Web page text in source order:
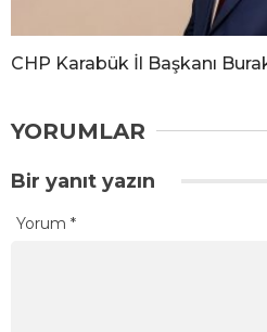
CHP Karabük İl Başkanı
YORUMLAR
Bir yanıt yazın
Yorum *